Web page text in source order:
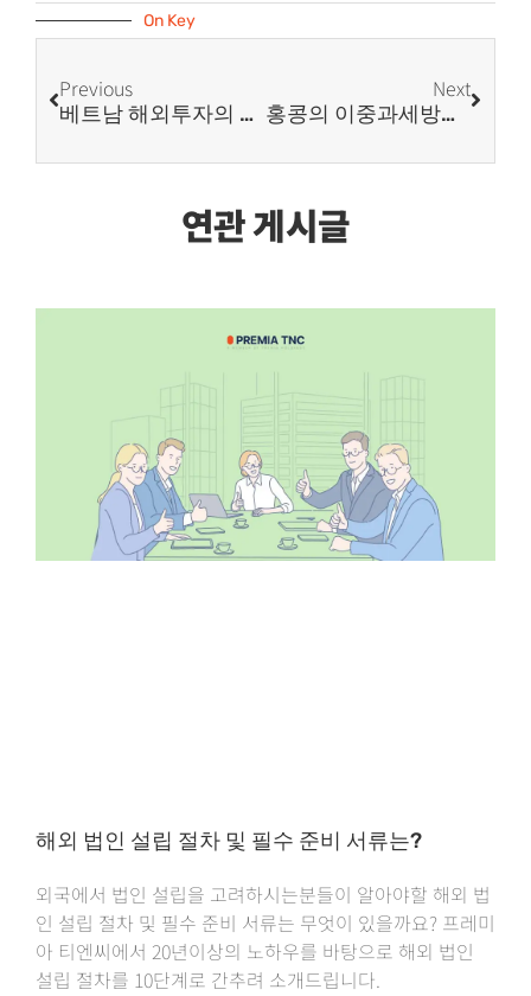
On Key
Previous
베트남 해외투자의 성공을 위한 전문가의 꿀팁!
Next
홍콩의 이중과세방지협정
연관 게시글
해외 법인 설립 절차 및 필수 준비 서류는?
외국에서 법인 설립을 고려하시는분들이 알아야할 해외 법
인 설립 절차 및 필수 준비 서류는 무엇이 있을까요? 프레미
아 티엔씨에서 20년이상의 노하우를 바탕으로 해외 법인
설립 절차를 10단계로 간추려 소개드립니다.